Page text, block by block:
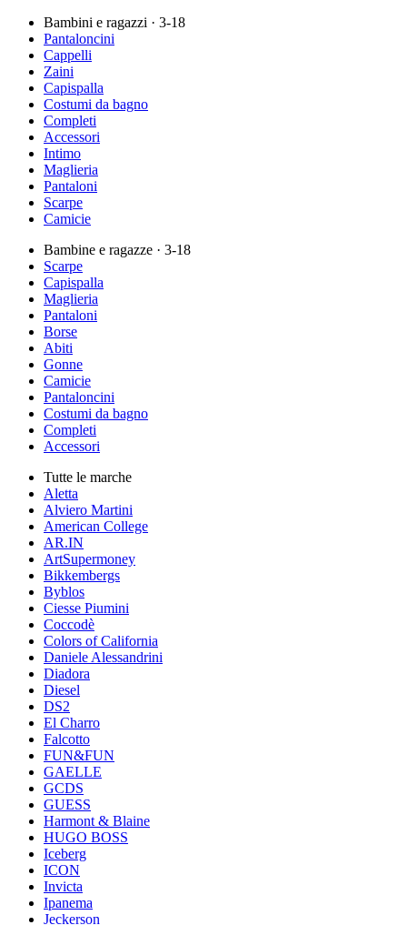
Bambini e ragazzi · 3-18
Pantaloncini
Cappelli
Zaini
Capispalla
Costumi da bagno
Completi
Accessori
Intimo
Maglieria
Pantaloni
Scarpe
Camicie
Bambine e ragazze · 3-18
Scarpe
Capispalla
Maglieria
Pantaloni
Borse
Abiti
Gonne
Camicie
Pantaloncini
Costumi da bagno
Completi
Accessori
Tutte le marche
Aletta
Alviero Martini
American College
AR.IN
ArtSupermoney
Bikkembergs
Byblos
Ciesse Piumini
Coccodè
Colors of California
Daniele Alessandrini
Diadora
Diesel
DS2
El Charro
Falcotto
FUN&FUN
GAELLE
GCDS
GUESS
Harmont & Blaine
HUGO BOSS
Iceberg
ICON
Invicta
Ipanema
Jeckerson